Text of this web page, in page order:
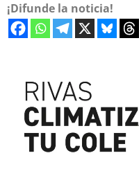
¡Difunde la noticia!